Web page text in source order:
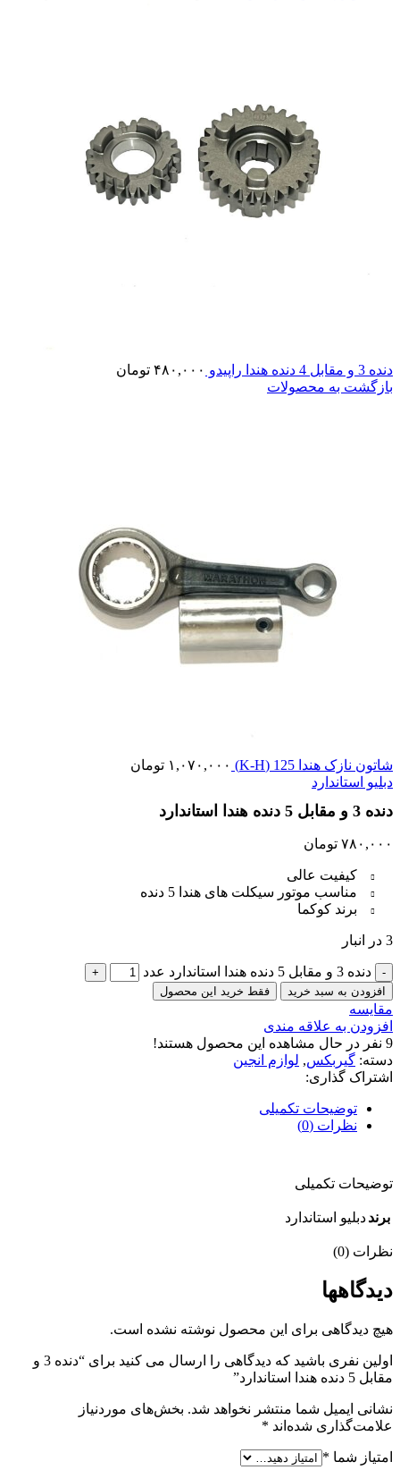
دنده 3 و مقابل 4 دنده هندا راپیدو ۴۸۰,۰۰۰ تومان
بازگشت به محصولات
شاتون نازک هندا 125 (K-H) ۱,۰۷۰,۰۰۰ تومان
دبلیو استاندارد
دنده 3 و مقابل 5 دنده هندا استاندارد
۷۸۰,۰۰۰ تومان
کیفیت عالی
مناسب موتور سیکلت های هندا 5 دنده
برند کوکما
3 در انبار
دنده 3 و مقابل 5 دنده هندا استاندارد عدد
افزودن به سبد خرید فقط خرید این محصول
مقایسه
افزودن به علاقه مندی
9 نفر در حال مشاهده این محصول هستند!
دسته: گیربکس, لوازم انجین
اشتراک گذاری:
توضیحات تکمیلی
نظرات (0)
توضیحات تکمیلی
برنددبلیو استاندارد
نظرات (0)
دیدگاهها
هیچ دیدگاهی برای این محصول نوشته نشده است.
اولین نفری باشید که دیدگاهی را ارسال می کنید برای “دنده 3 و
مقابل 5 دنده هندا استاندارد”
نشانی ایمیل شما منتشر نخواهد شد. بخش‌های موردنیاز
علامت‌گذاری شده‌اند *
امتیاز شما *